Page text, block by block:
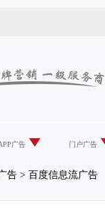
广告 门户广告
告 > 百度信息流广告